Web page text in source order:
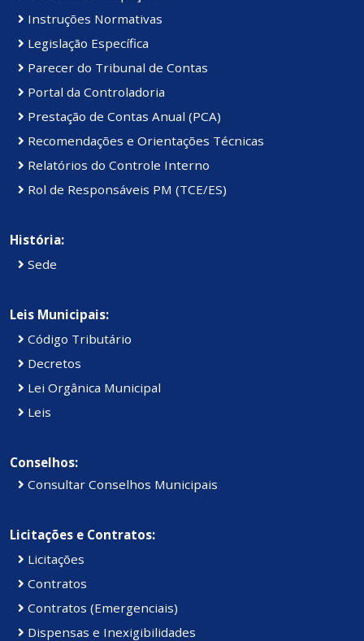
Instruções Normativas
Legislação Específica
Parecer do Tribunal de Contas
Portal da Controladoria
Prestação de Contas Anual (PCA)
Recomendações e Orientações Técnicas
Relatórios do Controle Interno
Rol de Responsáveis PM (TCE/ES)
História:
Sede
Leis Municipais:
Código Tributário
Decretos
Lei Orgânica Municipal
Leis
Conselhos:
Consultar Conselhos Municipais
Licitações e Contratos:
Licitações
Contratos
Contratos (Emergenciais)
Dispensas e Inexigibilidades